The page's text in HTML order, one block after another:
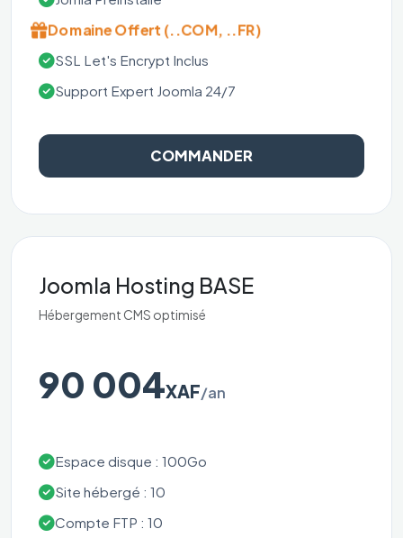
Domaine Offert (..COM, ..FR)
SSL Let's Encrypt Inclus
Support Expert Joomla 24/7
COMMANDER
Joomla Hosting BASE
Hébergement CMS optimisé
90 004XAF/an
Espace disque : 100Go
Site hébergé : 10
Compte FTP : 10